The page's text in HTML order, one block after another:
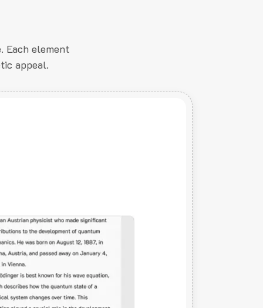
Each element
appeal.